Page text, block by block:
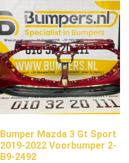
Bumper Mazda 3 Gt Sport
2019-2022 Voorbumper 2-
B9-2492